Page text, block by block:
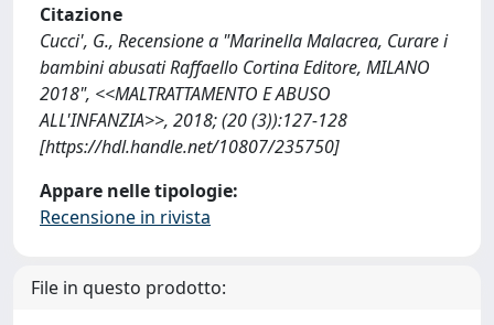
Citazione
Cucci', G., Recensione a "Marinella Malacrea, Curare i
bambini abusati Raffaello Cortina Editore, MILANO
2018", <<MALTRATTAMENTO E ABUSO
ALL'INFANZIA>>, 2018; (20 (3)):127-128
[https://hdl.handle.net/10807/235750]
Appare nelle tipologie:
Recensione in rivista
File in questo prodotto: